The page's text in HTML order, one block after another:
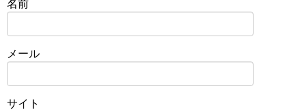
名前
メール
サイト